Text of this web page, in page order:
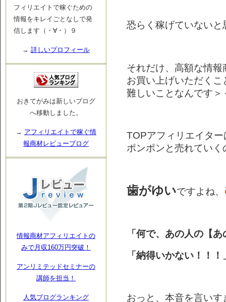
恐らく稼げていないと
それだけ、高額な情報
お買い上げいただくこ
難しいことなんです＞
TOPアフィリエイタ
ポンポンと売れてい
歯がゆいですよね、
「何で、あの人の【
「納得いかない！！！
おっと、本音を言いす
フィリエイトで稼ぐための
情報をキレイごとなしで発
信します（・∀・）９
→ 詳しいプロフィール
おきてがみは新しいブログ
へ移動しました。
→ アフィリエイトで稼ぐ情
報商材レビューブログ
情報商材アフィリエイトの
みで月収160万円突破！
アンリミテッドセミナーの
講師を担当！
人気ブログランキング